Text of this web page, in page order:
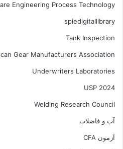
Engineering Process Technology
spiedigitallibrary
Tank Inspection
Gear Manufacturers Association
Underwriters Laboratories
USP 2024
Welding Research Council
آب و فاضلاب
آزمون CFA